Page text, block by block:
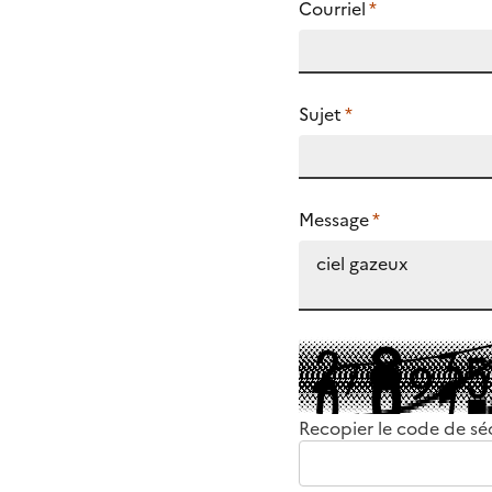
Courriel*
Sujet*
Message*
Recopier le code de